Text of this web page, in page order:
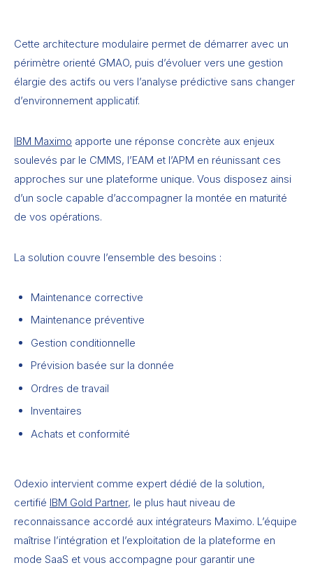
Cette architecture modulaire permet de démarrer avec un
périmètre orienté GMAO, puis d’évoluer vers une gestion
élargie des actifs ou vers l’analyse prédictive sans changer
d’environnement applicatif.
IBM Maximo apporte une réponse concrète aux enjeux
soulevés par le CMMS, l’EAM et l’APM en réunissant ces
approches sur une plateforme unique. Vous disposez ainsi
d’un socle capable d’accompagner la montée en maturité
de vos opérations.
La solution couvre l’ensemble des besoins :
Maintenance corrective
Maintenance préventive
Gestion conditionnelle
Prévision basée sur la donnée
Ordres de travail
Inventaires
Achats et conformité
Odexio intervient comme expert dédié de la solution,
certifié IBM Gold Partner, le plus haut niveau de
reconnaissance accordé aux intégrateurs Maximo. L’équipe
maîtrise l’intégration et l’exploitation de la plateforme en
mode SaaS et vous accompagne pour garantir une